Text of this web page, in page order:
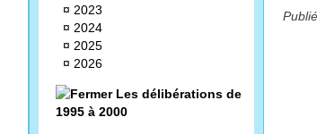
¤ 2023
¤ 2024
¤ 2025
¤ 2026
Les délibérations de
1995 à 2000